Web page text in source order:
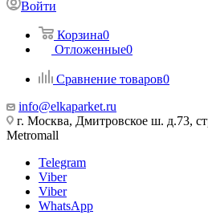
Войти
Корзина0
Отложенные0
Сравнение товаров0
info@elkaparket.ru
г. Москва, Дмитровское ш. д.73,
Metromall
Telegram
Viber
Viber
WhatsApp